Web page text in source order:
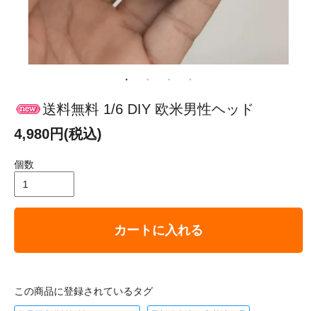
送料無料 1/6 DIY 欧米男性ヘッド
4,980円(税込)
個数
カートに入れる
この商品に登録されているタグ